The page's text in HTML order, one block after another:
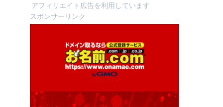
アフィリエイト広告を利用しています
スポンサーリンク